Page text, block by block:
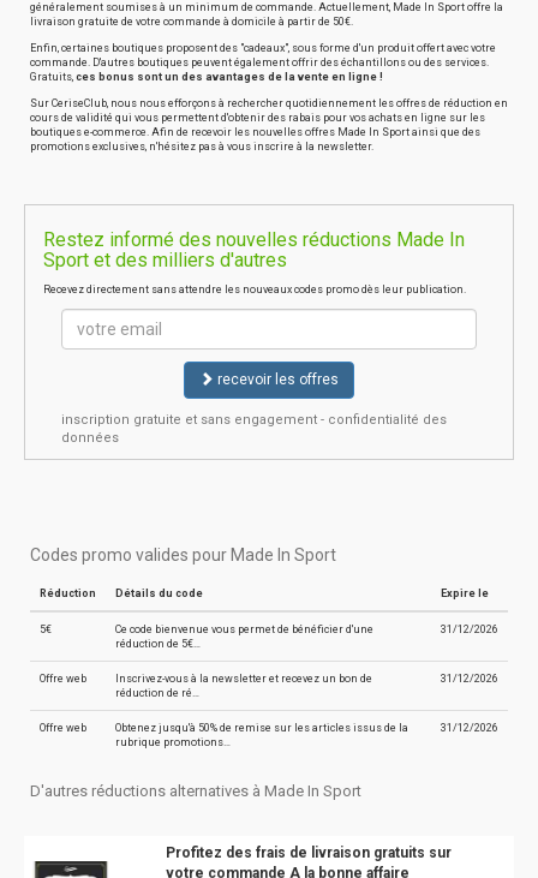
généralement soumises à un minimum de commande. Actuellement, Made In Sport offre la
livraison gratuite de votre commande à domicile à partir de 50€.
Enfin, certaines boutiques proposent des "cadeaux", sous forme d'un produit offert avec votre
commande. D'autres boutiques peuvent également offrir des échantillons ou des services.
Gratuits, ces bonus sont un des avantages de la vente en ligne !
Sur CeriseClub, nous nous efforçons à rechercher quotidiennement les offres de réduction en
cours de validité qui vous permettent d'obtenir des rabais pour vos achats en ligne sur les
boutiques e-commerce. Afin de recevoir les nouvelles offres Made In Sport ainsi que des
promotions exclusives, n'hésitez pas à vous inscrire à la newsletter.
Restez informé des nouvelles réductions Made In
Sport et des milliers d'autres
Recevez directement sans attendre les nouveaux codes promo dès leur publication.
recevoir les offres
inscription gratuite et sans engagement - confidentialité des
données
Codes promo valides pour Made In Sport
Réduction Détails du code Expire le
5€
Ce code bienvenue vous permet de bénéficier d'une
réduction de 5€…
31/12/2026
Offre web
Inscrivez-vous à la newsletter et recevez un bon de
réduction de ré…
31/12/2026
Offre web
Obtenez jusqu'à 50% de remise sur les articles issus de la
rubrique promotions…
31/12/2026
D'autres réductions alternatives à Made In Sport
Profitez des frais de livraison gratuits sur
votre commande A la bonne affaire